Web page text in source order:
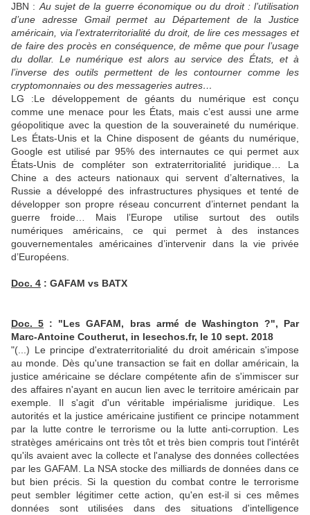
JBN : Au sujet de la guerre économique ou du droit : l’utilisation
d’une adresse Gmail permet au Département de la Justice
américain, via l’extraterritorialité du droit, de lire ces messages et
de faire des procès en conséquence, de même que pour l’usage
du dollar. Le numérique est alors au service des États, et à
l’inverse des outils permettent de les contourner comme les
cryptomonnaies ou des messageries autres…
LG :Le développement de géants du numérique est conçu
comme une menace pour les États, mais c’est aussi une arme
géopolitique avec la question de la souveraineté du numérique.
Les États-Unis et la Chine disposent de géants du numérique,
Google est utilisé par 95% des internautes ce qui permet aux
États-Unis de compléter son extraterritorialité juridique… La
Chine a des acteurs nationaux qui servent d’alternatives, la
Russie a développé des infrastructures physiques et tenté de
développer son propre réseau concurrent d’internet pendant la
guerre froide… Mais l’Europe utilise surtout des outils
numériques américains, ce qui permet à des instances
gouvernementales américaines d’intervenir dans la vie privée
d’Européens.
Doc. 4 : GAFAM vs BATX
Doc. 5 : "Les GAFAM, bras armé de Washington ?", Par
Marc-Antoine Coutherut, in lesechos.fr, le 10 sept. 2018
"(...) Le principe d'extraterritorialité du droit américain s'impose
au monde. Dès qu'une transaction se fait en dollar américain, la
justice américaine se déclare compétente afin de s'immiscer sur
des affaires n'ayant en aucun lien avec le territoire américain par
exemple. Il s'agit d'un véritable impérialisme juridique. Les
autorités et la justice américaine justifient ce principe notamment
par la lutte contre le terrorisme ou la lutte anti-corruption. Les
stratèges américains ont très tôt et très bien compris tout l'intérêt
qu'ils avaient avec la collecte et l'analyse des données collectées
par les GAFAM. La NSA stocke des milliards de données dans ce
but bien précis. Si la question du combat contre le terrorisme
peut sembler légitimer cette action, qu'en est-il si ces mêmes
données sont utilisées dans des situations d'intelligence